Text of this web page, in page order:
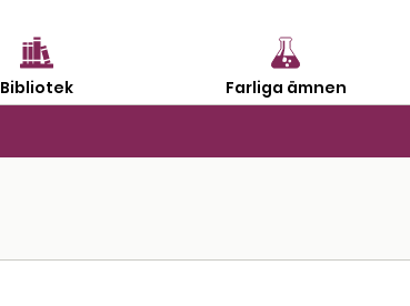
Bibliotek Farliga ämnen